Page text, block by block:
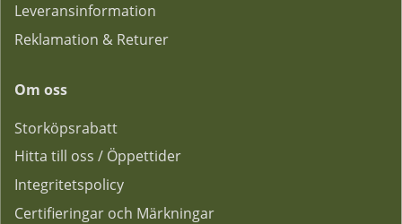
Leveransinformation
Reklamation & Returer
Om oss
Storköpsrabatt
Hitta till oss / Öppettider
Integritetspolicy
Certifieringar och Märkningar